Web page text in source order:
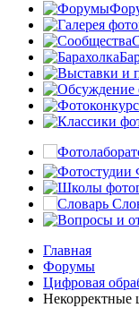
Главная
Форумы
Цифровая
Некорректные